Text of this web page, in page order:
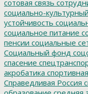
сотовая связь
социально-
устойчивость
социальное питание
пенсии социальные
Социальный фонд
спасение
акробатика
Справедливая Россия